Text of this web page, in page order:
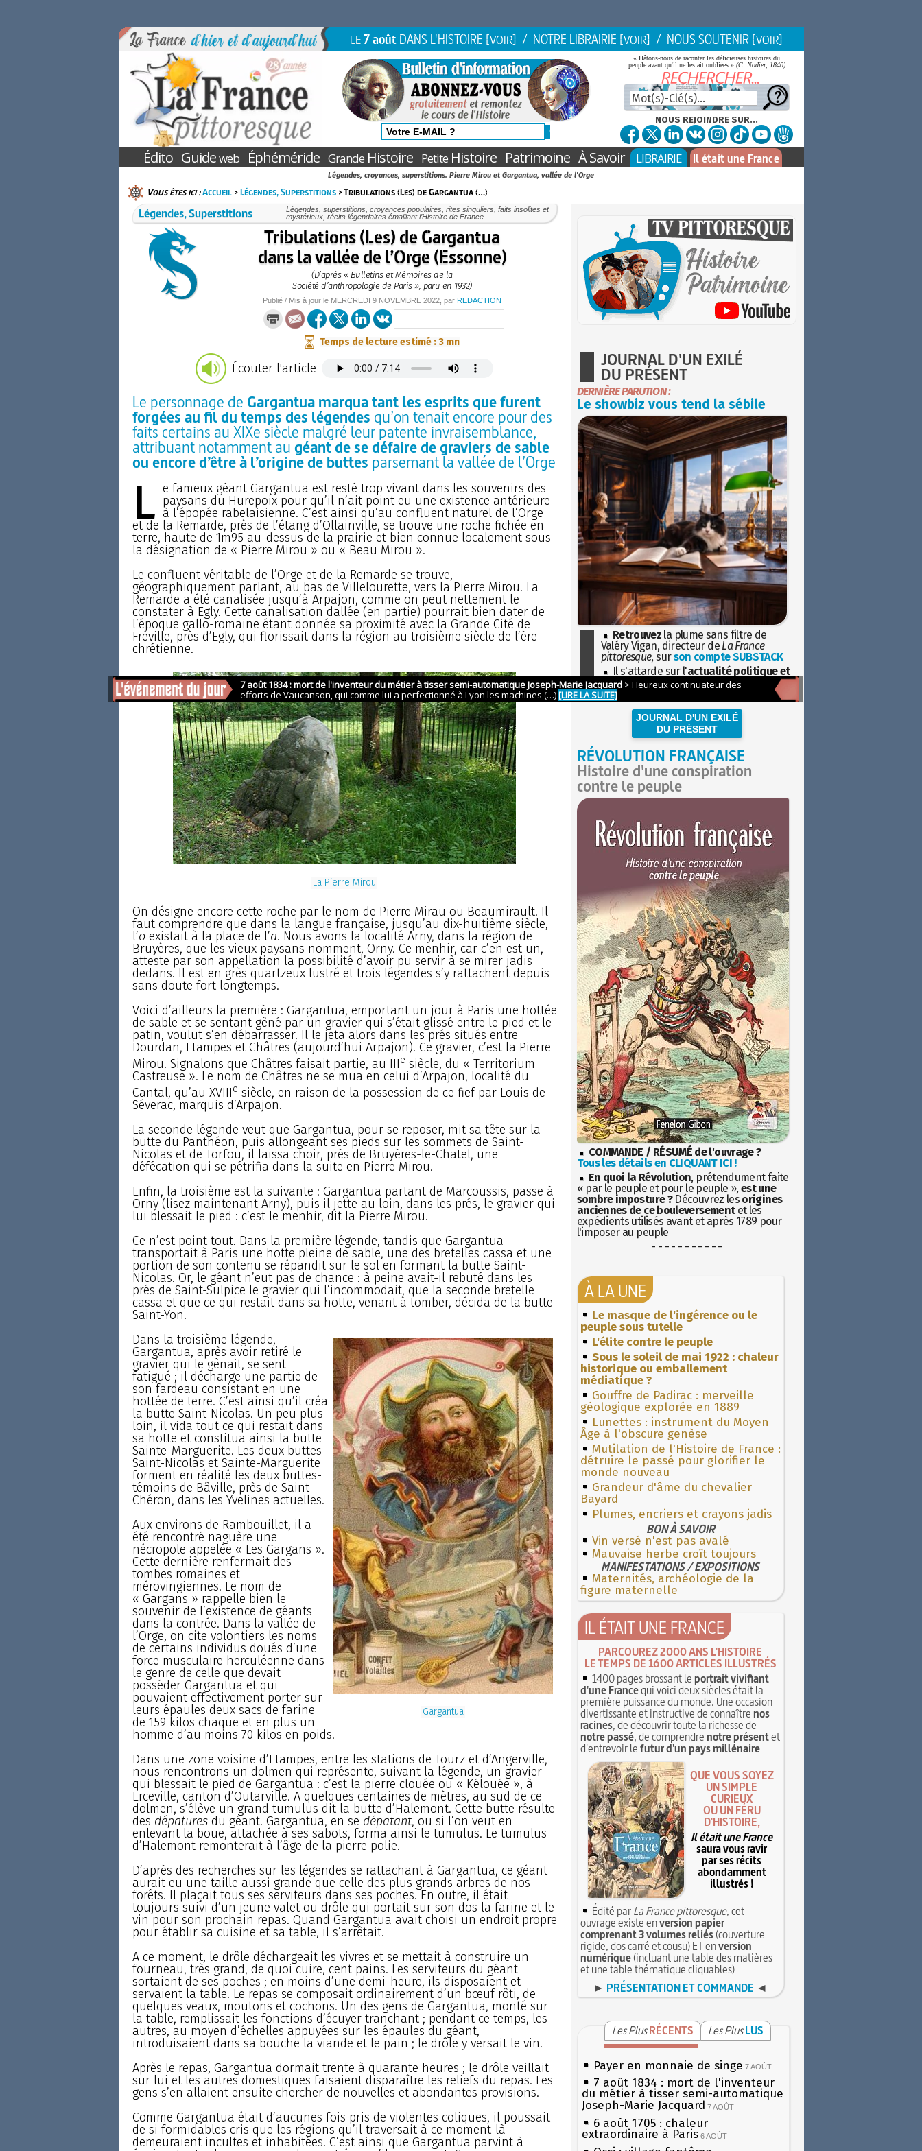
LE7 août DANS L'HISTOIRE [VOIR] / NOTRE LIBRAIRIE [VOIR] / NOUS SOUTENIR [VOIR]
« Hâtons-nous de raconter les délicieuses histoires du
peuple avant qu'il ne les ait oubliées » (C. Nodier, 1840)
NOUS REJOINDRE SUR...
Édito Guideweb Éphéméride GrandeHistoire PetiteHistoire Patrimoine À Savoir LIBRAIRIE Il était une France
Légendes, croyances, superstitions. Pierre Mirou et Gargantua, vallée de l'Orge
Vous êtes ici :Accueil>Légendes, Superstitions> Tribulations (Les) de Gargantua (…)
Légendes, Superstitions
Légendes, superstitions, croyances populaires, rites singuliers, faits insolites et
mystérieux, récits légendaires émaillant l’Histoire de France
Tribulations (Les) de Gargantua
dans la vallée de l’Orge (Essonne)
(D’après « Bulletins et Mémoires de la
Société d’anthropologie de Paris », paru en 1932)
Publié / Mis à jour le MERCREDI 9 NOVEMBRE 2022 , par REDACTION
Temps de lecture estimé : 3 mn
Écouter l'article
Le personnage de Gargantua marqua tant les esprits que furent
forgées au fil du temps des légendes qu’on tenait encore pour des
faits certains au XIXe siècle malgré leur patente invraisemblance,
attribuant notamment augéant de se défaire de graviers de sable
ou encore d’être à l’origine de buttes parsemant la vallée de l’Orge
L e fameux géant Gargantua est resté trop vivant dans les souvenirs des
paysans du Hurepoix pour qu’il n’ait point eu une existence antérieure
à l’épopée rabelaisienne. C’est ainsi qu’au confluent naturel de l’Orge
et de la Remarde, près de l’étang d’Ollainville, se trouve une roche fichée en
terre, haute de 1m95 au-dessus de la prairie et bien connue localement sous
la désignation de « Pierre Mirou » ou « Beau Mirou ».
Le confluent véritable de l’Orge et de la Remarde se trouve,
géographiquement parlant, au bas de Villelourette, vers la Pierre Mirou. La
Remarde a été canalisée jusqu’à Arpajon, comme on peut nettement le
constater à Egly. Cette canalisation dallée (en partie) pourrait bien dater de
l’époque gallo-romaine étant donnée sa proximité avec la Grande Cité de
Fréville, près d’Egly, qui florissait dans la région au troisième siècle de l’ère
chrétienne.
La Pierre Mirou
On désigne encore cette roche par le nom de Pierre Mirau ou Beaumirault. Il
faut comprendre que dans la langue française, jusqu’au dix-huitième siècle,
l’oexistait à la place de l’a. Nous avons la localité Arny, dans la région de
Bruyères, que les vieux paysans nomment, Orny. Ce menhir, car c’en est un,
atteste par son appellation la possibilité d’avoir pu servir à se mirer jadis
dedans. Il est en grès quartzeux lustré et trois légendes s’y rattachent depuis
sans doute fort longtemps.
Voici d’ailleurs la première : Gargantua, emportant un jour à Paris une hottée
de sable et se sentant gêné par un gravier qui s’était glissé entre le pied et le
patin, voulut s’en débarrasser. Il le jeta alors dans les prés situés entre
Dourdan, Etampes et Châtres (aujourd’hui Arpajon). Ce gravier, c’est la Pierre
Mirou. Signalons que Châtres faisait partie, au IIIe siècle, du « Territorium
Castreuse ». Le nom de Châtres ne se mua en celui d’Arpajon, localité du
Cantal, qu’au XVIIIe siècle, en raison de la possession de ce fief par Louis de
Séverac, marquis d’Arpajon.
La seconde légende veut que Gargantua, pour se reposer, mit sa tête sur la
butte du Panthéon, puis allongeant ses pieds sur les sommets de Saint-
Nicolas et de Torfou, il laissa choir, près de Bruyères-le-Chatel, une
défécation qui se pétrifia dans la suite en Pierre Mirou.
Enfin, la troisième est la suivante : Gargantua partant de Marcoussis, passe à
Orny (lisez maintenant Arny), puis il jette au loin, dans les prés, le gravier qui
lui blessait le pied : c’est le menhir, dit la Pierre Mirou.
Ce n’est point tout. Dans la première légende, tandis que Gargantua
transportait à Paris une hotte pleine de sable, une des bretelles cassa et une
portion de son contenu se répandit sur le sol en formant la butte Saint-
Nicolas. Or, le géant n’eut pas de chance : à peine avait-il rebuté dans les
prés de Saint-Sulpice le gravier qui l’incommodait, que la seconde bretelle
cassa et que ce qui restait dans sa hotte, venant à tomber, décida de la butte
Saint-Yon.
Gargantua
Dans la troisième légende,
Gargantua, après avoir retiré le
gravier qui le gênait, se sent
fatigué ; il décharge une partie de
son fardeau consistant en une
hottée de terre. C’est ainsi qu’il créa
la butte Saint-Nicolas. Un peu plus
loin, il vida tout ce qui restait dans
sa hotte et constitua ainsi la butte
Sainte-Marguerite. Les deux buttes
Saint-Nicolas et Sainte-Marguerite
forment en réalité les deux buttes-
témoins de Bâville, près de Saint-
Chéron, dans les Yvelines actuelles.
Aux environs de Rambouillet, il a
été rencontré naguère une
nécropole appelée « Les Gargans ».
Cette dernière renfermait des
tombes romaines et
mérovingiennes. Le nom de
« Gargans » rappelle bien le
souvenir de l’existence de géants
dans la contrée. Dans la vallée de
l’Orge, on cite volontiers les noms
de certains individus doués d’une
force musculaire herculéenne dans
le genre de celle que devait
posséder Gargantua et qui
pouvaient effectivement porter sur
leurs épaules deux sacs de farine
de 159 kilos chaque et en plus un
homme d’au moins 70 kilos en poids.
Dans une zone voisine d’Etampes, entre les stations de Tourz et d’Angerville,
nous rencontrons un dolmen qui représente, suivant la légende, un gravier
qui blessait le pied de Gargantua : c’est la pierre clouée ou « Kélouée », à
Erceville, canton d’Outarville. A quelques centaines de mètres, au sud de ce
dolmen, s’élève un grand tumulus dit la butte d’Halemont. Cette butte résulte
des dépaturesdu géant. Gargantua, en se dépatant, ou si l’on veut en
enlevant la boue, attachée à ses sabots, forma ainsi le tumulus. Le tumulus
d’Halemont remonterait à l’âge de la pierre polie.
D’après des recherches sur les légendes se rattachant à Gargantua, ce géant
aurait eu une taille aussi grande que celle des plus grands arbres de nos
forêts. Il plaçait tous ses serviteurs dans ses poches. En outre, il était
toujours suivi d’un jeune valet ou drôle qui portait sur son dos la farine et le
vin pour son prochain repas. Quand Gargantua avait choisi un endroit propre
pour établir sa cuisine et sa table, il s’arrêtait.
A ce moment, le drôle déchargeait les vivres et se mettait à construire un
fourneau, très grand, de quoi cuire, cent pains. Les serviteurs du géant
sortaient de ses poches ; en moins d’une demi-heure, ils disposaient et
servaient la table. Le repas se composait ordinairement d’un bœuf rôti, de
quelques veaux, moutons et cochons. Un des gens de Gargantua, monté sur
la table, remplissait les fonctions d’écuyer tranchant ; pendant ce temps, les
autres, au moyen d’échelles appuyées sur les épaules du géant,
introduisaient dans sa bouche la viande et le pain ; le drôle y versait le vin.
Après le repas, Gargantua dormait trente à quarante heures ; le drôle veillait
sur lui et les autres domestiques faisaient disparaître les reliefs du repas. Les
gens s’en allaient ensuite chercher de nouvelles et abondantes provisions.
Comme Gargantua était d’aucunes fois pris de violentes coliques, il poussait
de si formidables cris que les régions qu’il traversait à ce moment-là
demeuraient incultes et inhabitées. C’est ainsi que Gargantua parvint à
JOURNAL D'UN EXILÉ
DU PRÉSENT
DERNIÈRE PARUTION :
Le showbiz vous tend la sébile
Retrouvez la plume sans filtre de
Valéry Vigan, directeur de La France
pittoresque, surson compte SUBSTACK
Il s'attarde sur l'actualité politique et
sociétaleavec la hauteur de vue de
l'Histoire
JOURNAL D'UN EXILÉ
DU PRÉSENT
RÉVOLUTION FRANÇAISE
Histoire d'une conspiration
contre le peuple
COMMANDE / RÉSUMÉ de l'ouvrage ?
Tous les détails en CLIQUANT ICI !
En quoi la Révolution, prétendument faite
« par le peuple et pour le peuple », est une
sombre imposture ?Découvrez les origines
anciennes de ce bouleversementet les
expédients utilisés avant et après 1789 pour
l'imposer au peuple
- - - - - - - - - - -
À LA UNE
Le masque de l'ingérence ou le
peuple sous tutelle
L'élite contre le peuple
Sous le soleil de mai 1922 : chaleur
historique ou emballement
médiatique ?
Gouffre de Padirac : merveille
géologique explorée en 1889
Lunettes : instrument du Moyen
Âge à l'obscure genèse
Mutilation de l'Histoire de France :
détruire le passé pour glorifier le
monde nouveau
Grandeur d'âme du chevalier
Bayard
Plumes, encriers et crayons jadis
BON À SAVOIR
Vin versé n'est pas avalé
Mauvaise herbe croît toujours
MANIFESTATIONS / EXPOSITIONS
Maternités, archéologie de la
figure maternelle
IL ÉTAIT UNE FRANCE
PARCOUREZ 2000 ANS L'HISTOIRE
LE TEMPS DE 1600 ARTICLES ILLUSTRÉS
1400 pages brossant leportrait vivifiant
d'une Francequi voici deux siècles était la
première puissance du monde. Une occasion
divertissante et instructive de connaîtrenos
racines, de découvrir toute la richesse de
notre passé, de comprendrenotre présentet
d'entrevoir lefutur d'un pays millénaire
QUE VOUS SOYEZ
UN SIMPLE
CURIEUX
OU UN FÉRU
D'HISTOIRE,
Il était une France
saura vous ravir
par ses récits
abondamment
illustrés !
Édité parLa France pittoresque, cet
ouvrage existe enversion papier
comprenant 3 volumes reliés(couverture
rigide, dos carré et cousu) ET enversion
numérique(incluant une table des matières
et une table thématique cliquables)
► PRÉSENTATION ET COMMANDE ◄
Les Plus RÉCENTS Les Plus LUS
Payer en monnaie de singe 7 AOÛT
7 août 1834 : mort de l'inventeur
du métier à tisser semi-automatique
Joseph-Marie Jacquard 7 AOÛT
6 août 1705 : chaleur
extraordinaire à Paris 6 AOÛT